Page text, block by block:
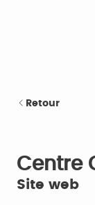
Retour
Centre
Site web